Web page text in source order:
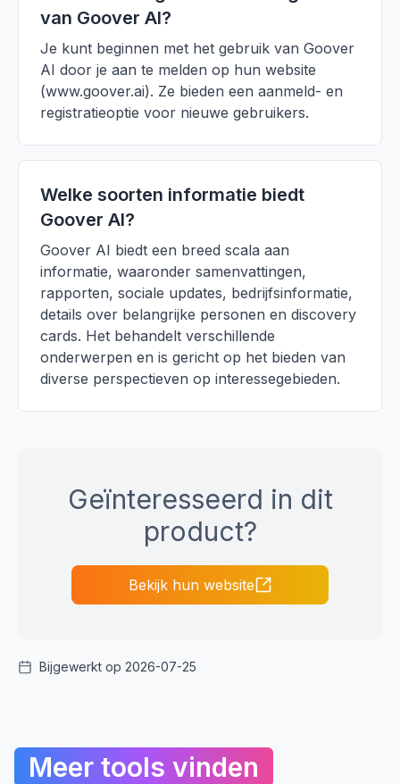
van Goover AI?
Je kunt beginnen met het gebruik van Goover
AI door je aan te melden op hun website
(www.goover.ai). Ze bieden een aanmeld- en
registratieoptie voor nieuwe gebruikers.
Welke soorten informatie biedt
Goover AI?
Goover AI biedt een breed scala aan
informatie, waaronder samenvattingen,
rapporten, sociale updates, bedrijfsinformatie,
details over belangrijke personen en discovery
cards. Het behandelt verschillende
onderwerpen en is gericht op het bieden van
diverse perspectieven op interessegebieden.
Geïnteresseerd in dit
product?
Bekijk hun website
Bijgewerkt op 2026-07-25
Meer tools vinden